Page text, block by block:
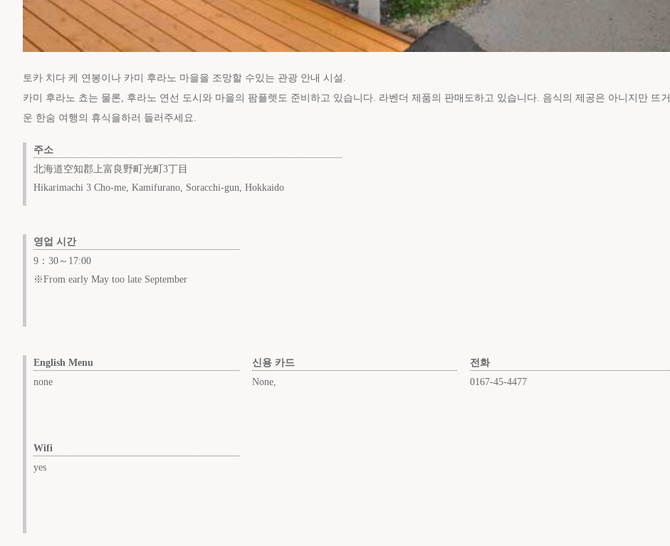
토카 치다 케 연봉이나 카미 후라노 마을을 조망할 수있는 관광 안내 시설.
카미 후라노 쵸는 물론, 후라노 연선 도시와 마을의 팜플렛도 준비하고 있습니다. 라벤더 제품의 판매도하고 있습니다. 음식의 제공은 아니지만 뜨거
운 한숨 여행의 휴식을하러 들러주세요.
주소
北海道空知郡上富良野町光町3丁目
Hikarimachi 3 Cho-me, Kamifurano, Soracchi-gun, Hokkaido
영업 시간
9：30～17:00
※From early May too late September
English Menu
none
신용 카드
None,
전화
0167-45-4477
Wifi
yes